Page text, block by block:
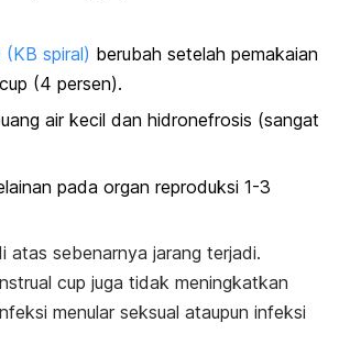
(KB spiral) berubah setelah pemakaian
(4 persen).
air kecil dan hidronefrosis (sangat
pada organ reproduksi 1-3
atas sebenarnya jarang terjadi.
cup juga tidak meningkatkan
menular seksual ataupun infeksi